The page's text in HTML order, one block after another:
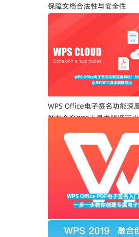
保障文档合法性与安全性
WPS Office电子签名功能深
能在众多PDF工具中脱颖而出
WPS Office PDF电子签名入